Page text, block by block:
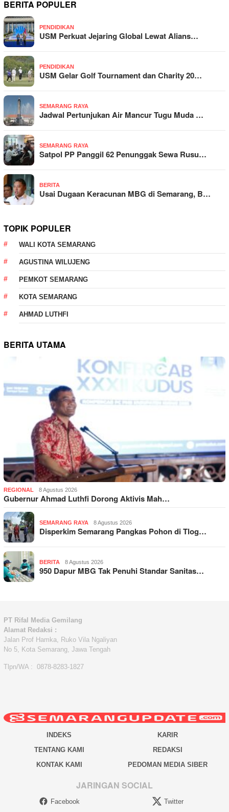
BERITA POPULER
PENDIDIKAN
USM Perkuat Jejaring Global Lewat Alians…
PENDIDIKAN
USM Gelar Golf Tournament dan Charity 20…
SEMARANG RAYA
Jadwal Pertunjukan Air Mancur Tugu Muda …
SEMARANG RAYA
Satpol PP Panggil 62 Penunggak Sewa Rusu…
BERITA
Usai Dugaan Keracunan MBG di Semarang, B…
TOPIK POPULER
WALI KOTA SEMARANG
AGUSTINA WILUJENG
PEMKOT SEMARANG
KOTA SEMARANG
AHMAD LUTHFI
BERITA UTAMA
REGIONAL 8 Agustus 2026
Gubernur Ahmad Luthfi Dorong Aktivis Mah…
SEMARANG RAYA 8 Agustus 2026
Disperkim Semarang Pangkas Pohon di Tlog…
BERITA 8 Agustus 2026
950 Dapur MBG Tak Penuhi Standar Sanitas…
PT Rifal Media Gemilang
Alamat Redaksi :
Jalan Prof Hamka, Ruko Vila Ngaliyan
No 5, Kota Semarang, Jawa Tengah
Tlpn/WA : 0878-8283-1827
INDEKS
KARIR
TENTANG KAMI
REDAKSI
KONTAK KAMI
PEDOMAN MEDIA SIBER
JARINGAN SOCIAL
Facebook Twitter